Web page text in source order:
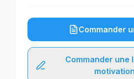
Commander
Commander une
motivation